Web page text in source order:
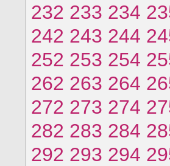
232 233 234
242 243 244
252 253 254
262 263 264
272 273 274
282 283 284
292 293 294